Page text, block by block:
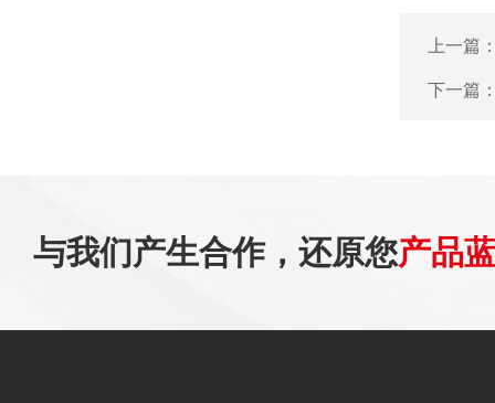
上一篇
下一篇
与我们产生合作，还原您产品